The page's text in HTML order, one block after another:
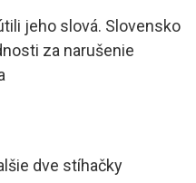
jeho slová. Slovensko
za narušenie